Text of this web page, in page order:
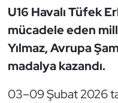
U16 Havalı Tüfek
mücadele eden
Yılmaz, Avrupa
madalya kazandı.
03–09 Şubat 2026
Golf
Güreş
Halter